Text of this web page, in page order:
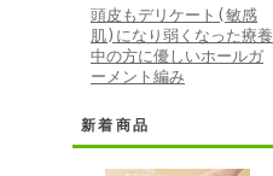
頭皮もデリケート(敏感
肌)になり弱くなった療養
中の方に優しいホールガ
ーメント編み
新着商品